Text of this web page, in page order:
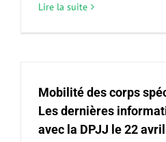
Lire la suite
Mobilité des corps
Les dernières
avec la DPJJ le 22 avril